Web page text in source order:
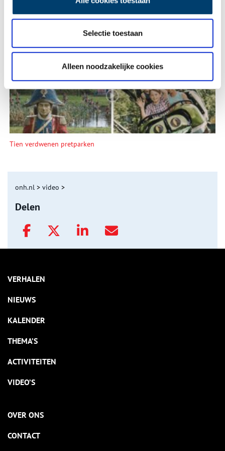
Selectie toestaan
Alleen noodzakelijke cookies
Tien verdwenen pretparken
onh.nl > video >
Delen
VERHALEN
NIEUWS
KALENDER
THEMA’S
ACTIVITEITEN
VIDEO’S
OVER ONS
CONTACT